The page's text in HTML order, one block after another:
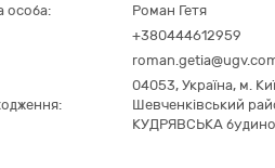
особа:
Роман Гетя
+380444612959
04053, Україна, м.
Шевченківський
КУДРЯВСЬКА